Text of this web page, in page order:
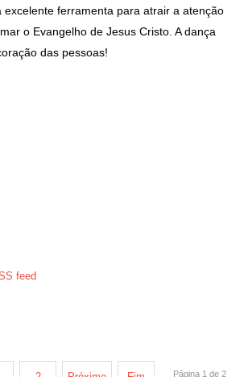
excelente ferramenta para atrair a atenção
o Evangelho de Jesus Cristo. A dança
das pessoas!
feed
Página 1 de 2